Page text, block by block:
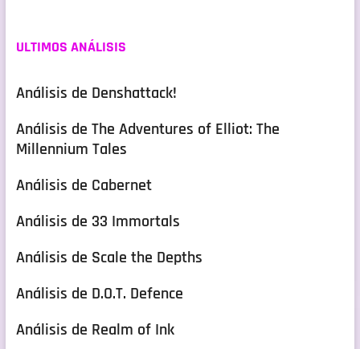
ULTIMOS ANÁLISIS
Análisis de Denshattack!
Análisis de The Adventures of Elliot: The
Millennium Tales
Análisis de Cabernet
Análisis de 33 Immortals
Análisis de Scale the Depths
Análisis de D.O.T. Defence
Análisis de Realm of Ink